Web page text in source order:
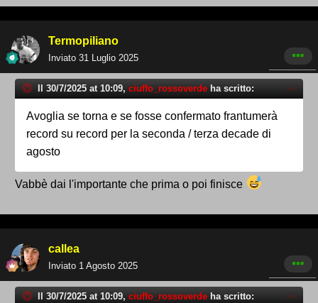
Termopiliano
Inviato 31 Luglio 2025
Il 30/7/2025 at 10:09, ciuffo_rossoverde ha scritto:
Avoglia se torna e se fosse confermato frantumerà
record su record per la seconda / terza decade di
agosto
Vabbè dai l'importante che prima o poi finisce
callea
Inviato 1 Agosto 2025
Il 30/7/2025 at 10:09, ciuffo_rossoverde ha scritto: